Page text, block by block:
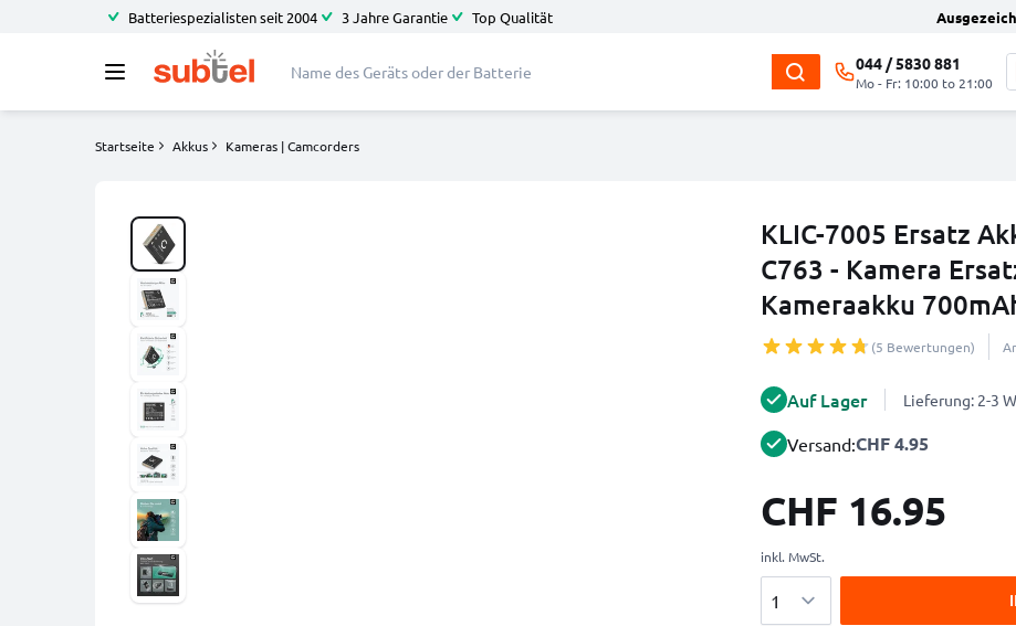
Batteriespezialisten seit 2004 3 Jahre Garantie Top Qualität
044 / 5830 881
Mo - Fr: 10:00 to 21:00
Startseite Akkus Kameras | Camcorders
KLIC-7005 Ersatz
C763 - Kamera
Kameraakku
(5 Bewertungen)
Auf Lager Lieferung: 2-3
Versand:CHF 4.95
CHF 16.95
inkl. MwSt.